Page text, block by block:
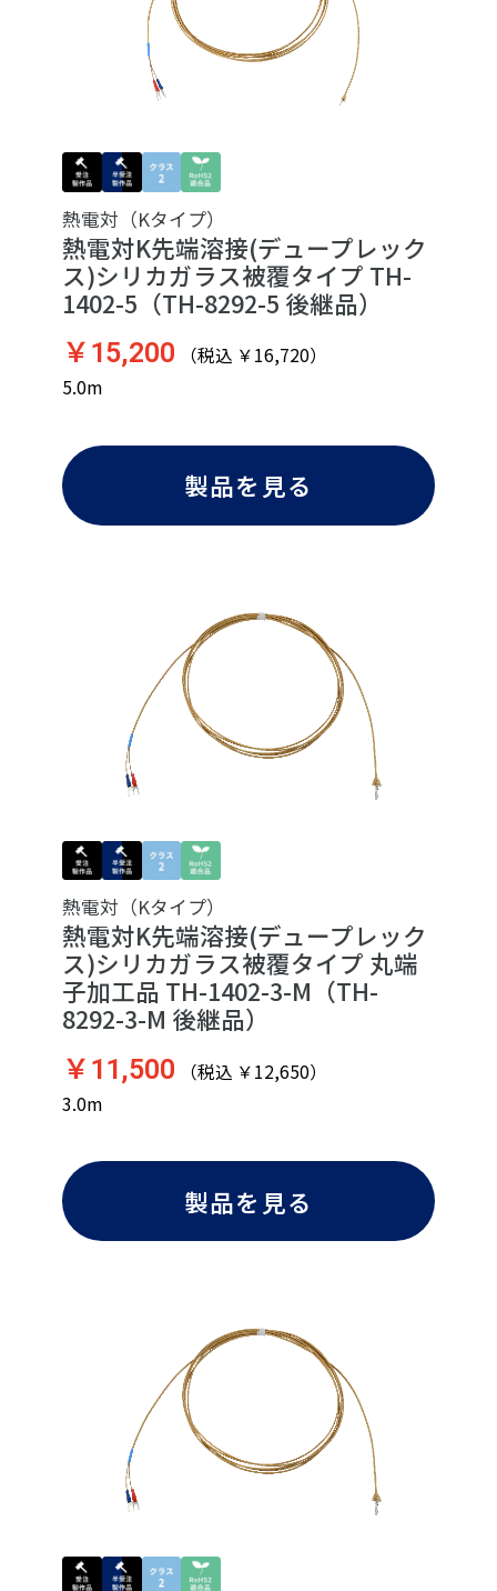
熱電対（Kタイプ）
熱電対K先端溶接(デュープレック
ス)シリカガラス被覆タイプ TH-
1402-5（TH-8292-5 後継品）
￥15,200 （税込 ￥16,720）
5.0m
製品を見る
熱電対（Kタイプ）
熱電対K先端溶接(デュープレック
ス)シリカガラス被覆タイプ 丸端
子加工品 TH-1402-3-M（TH-
8292-3-M 後継品）
￥11,500 （税込 ￥12,650）
3.0m
製品を見る